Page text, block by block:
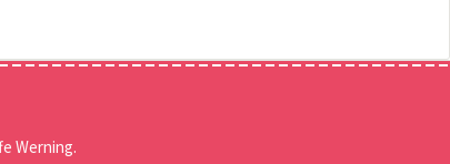
Werning.